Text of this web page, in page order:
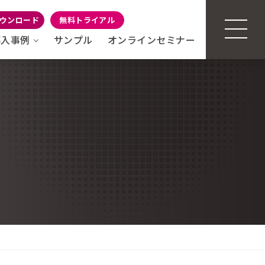
ンロード 無料トライアル
事例 サンプル オンラインセミナー